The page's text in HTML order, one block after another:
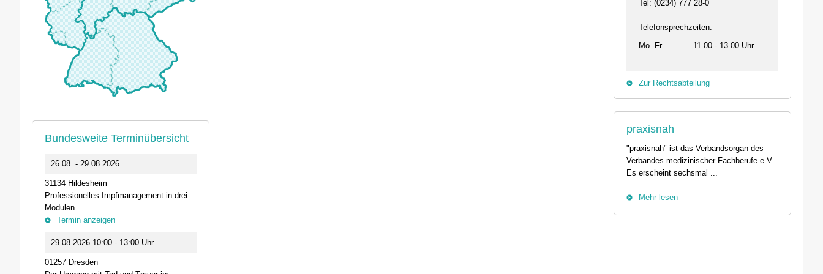
Tel: (0234) 777 28-0
Telefonsprechzeiten:
Mo -Fr
11.00 - 13.00 Uhr
Zur Rechtsabteilung
praxisnah
"praxisnah" ist das Verbandsorgan des
Verbandes medizinischer Fachberufe e.V.
Es erscheint sechsmal ...
Mehr lesen
Bundesweite Terminübersicht
26.08. - 29.08.2026
31134 Hildesheim
Professionelles Impfmanagement in drei
Modulen
Termin anzeigen
29.08.2026 10:00 - 13:00 Uhr
01257 Dresden
26.08. - 29.08.2026
Professionelles Impfmanagement in drei
11.09.2026 19:00